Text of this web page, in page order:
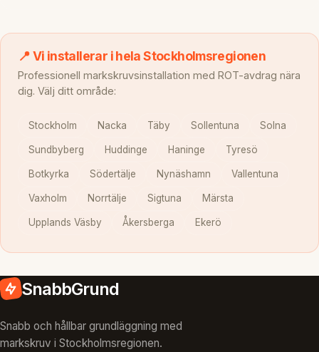
📍 Vi installerar i hela Stockholmsregionen
Professionell markskruvsinstallation med ROT-avdrag nära
dig. Välj ditt område:
Stockholm Nacka Täby Sollentuna Solna
Sundbyberg Huddinge Haninge Tyresö
Botkyrka Södertälje Nynäshamn Vallentuna
Vaxholm Norrtälje Sigtuna Märsta
Upplands Väsby Åkersberga Ekerö
SnabbGrund
Snabb och hållbar grundläggning med
markskruv i Stockholmsregionen.